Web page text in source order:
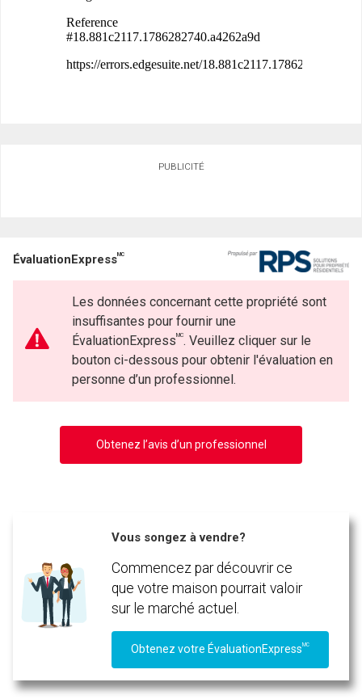
PUBLICITÉ
ÉvaluationExpressMC
Les données concernant cette propriété sont
insuffisantes pour fournir une
ÉvaluationExpressMC. Veuillez cliquer sur le
bouton ci-dessous pour obtenir l'évaluation en
personne d’un professionnel.
Obtenez l’avis d’un professionnel
Vous songez à vendre?
Commencez par découvrir ce
que votre maison pourrait valoir
sur le marché actuel.
Obtenez votre ÉvaluationExpressMC